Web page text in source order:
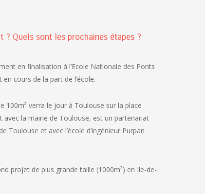
? Quels sont les prochaines étapes ?
en finalisation à l’Ecole Nationale des Ponts
cours de la part de l’école.
100m² verra le jour à Toulouse sur la place
avec la mairie de Toulouse, est un partenariat
Toulouse et avec l’école d’ingénieur Purpan
projet de plus grande taille (1000m²) en Ile-de-